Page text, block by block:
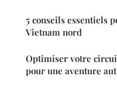
5 conseils essentiels
Vietnam nord
Optimiser votre
pour une aventure